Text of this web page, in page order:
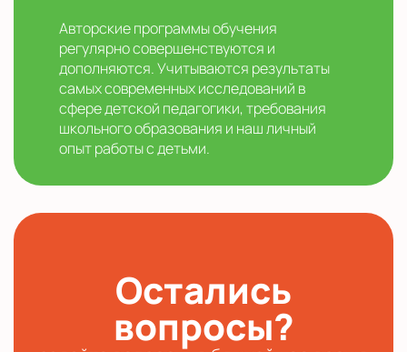
Авторские программы обучения
регулярно совершенствуются и
дополняются. Учитываются результаты
самых современных исследований в
сфере детской педагогики, требования
школьного образования и наш личный
опыт работы с детьми.
Остались
вопросы?